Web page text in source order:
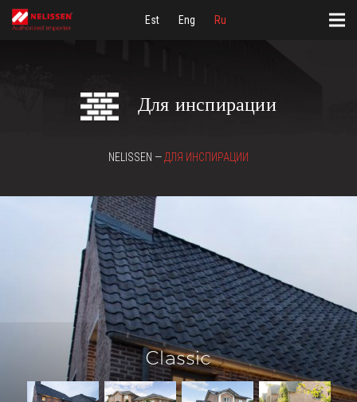
Est Eng Ru
Для инспирации
NELISSEN — ДЛЯ ИНСПИРАЦИИ
Classic